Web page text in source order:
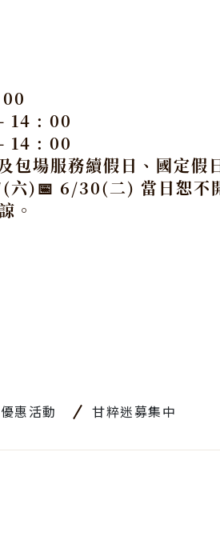
14 : 00
14 : 00
場服務續假日、國定假
六)📅 6/30(二) 當日恕不
。
惠活動 甘粹迷募集中